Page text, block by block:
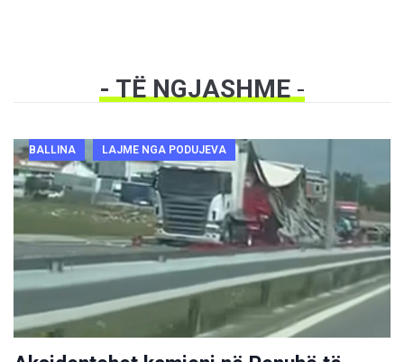
- TË NGJASHME-
BALLINA LAJME NGA PODUJEVA